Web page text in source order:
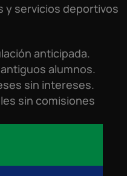
y servicios deportivos
anticipada.
alumnos.
sin intereses.
sin comisiones